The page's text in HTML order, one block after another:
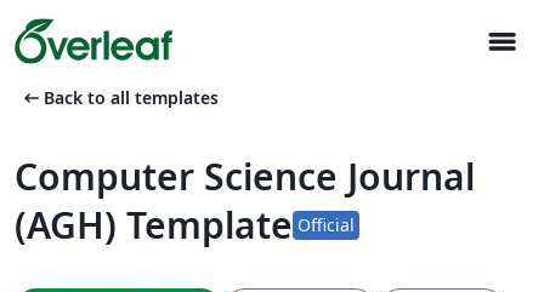
menu
arrow_left_alt Back to all templates
Computer Science Journal
(AGH) Template Official